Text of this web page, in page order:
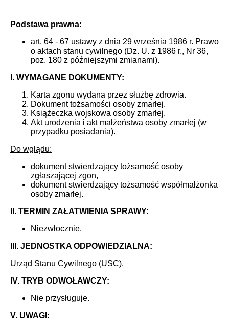
Podstawa prawna:
art. 64 - 67 ustawy z dnia 29 września 1986 r. Prawo
o aktach stanu cywilnego (Dz. U. z 1986 r., Nr 36,
poz. 180 z późniejszymi zmianami).
I. WYMAGANE DOKUMENTY:
Karta zgonu wydana przez służbę zdrowia.
Dokument tożsamości osoby zmarłej.
Książeczka wojskowa osoby zmarłej.
Akt urodzenia i akt małżeństwa osoby zmarłej (w
przypadku posiadania).
Do wglądu:
dokument stwierdzający tożsamość osoby
zgłaszającej zgon,
dokument stwierdzający tożsamość współmałżonka
osoby zmarłej.
II. TERMIN ZAŁATWIENIA SPRAWY:
Niezwłocznie.
III. JEDNOSTKA ODPOWIEDZIALNA:
Urząd Stanu Cywilnego (USC).
IV. TRYB ODWOŁAWCZY:
Nie przysługuje.
V. UWAGI: